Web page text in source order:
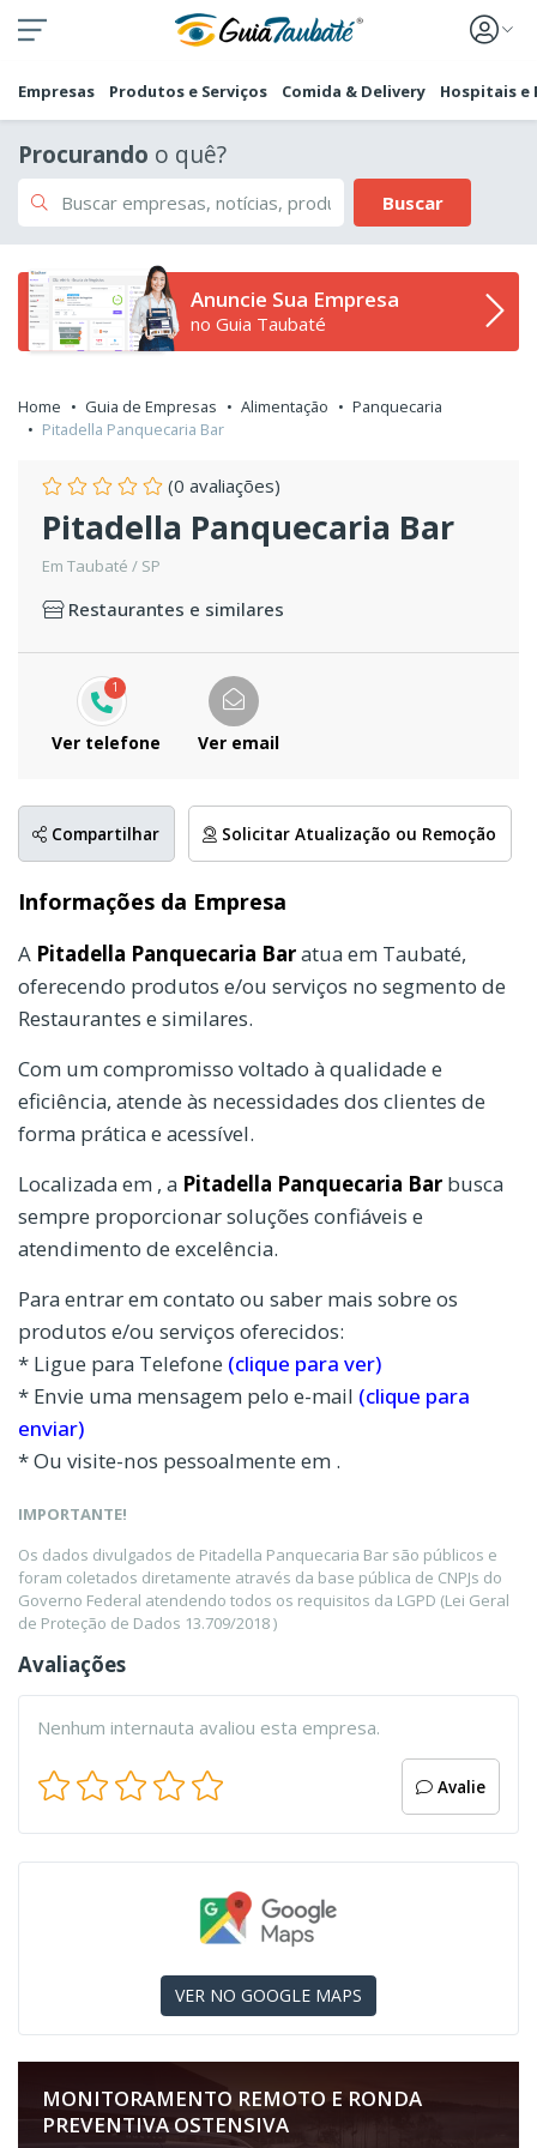
Empresas Produtos e Serviços Comida & Delivery Hospitais e
Procurando o quê?
Buscar
Anuncie Sua Empresa
no Guia Taubaté
Home Guia de Empresas Alimentação
Panquecaria
Pitadella Panquecaria Bar
(0 avaliações)
Pitadella Panquecaria Bar
Em Taubaté / SP
Restaurantes e similares
1
Ver telefone Ver email
Compartilhar Solicitar Atualização ou Remoção
Informações da Empresa
A Pitadella Panquecaria Baratua em Taubaté,
oferecendo produtos e/ou serviços no segmento de
Restaurantes e similares.
Com um compromisso voltado à qualidade e
eficiência, atende às necessidades dos clientes de
forma prática e acessível.
Localizada em , a Pitadella Panquecaria Bar busca
sempre proporcionar soluções confiáveis e
atendimento de excelência.
Para entrar em contato ou saber mais sobre os
produtos e/ou serviços oferecidos:
* Ligue para Telefone (clique para ver)
* Envie uma mensagem pelo e-mail (clique para
enviar)
* Ou visite-nos pessoalmente em .
IMPORTANTE!
Os dados divulgados de Pitadella Panquecaria Bar são públicos e
foram coletados diretamente através da base pública de CNPJs do
Governo Federal atendendo todos os requisitos da LGPD (Lei Geral
de Proteção de Dados 13.709/2018 )
Avaliações
Nenhum internauta avaliou esta empresa.
Avalie
VER NO GOOGLE MAPS
MONITORAMENTO REMOTO E RONDA
PREVENTIVA OSTENSIVA